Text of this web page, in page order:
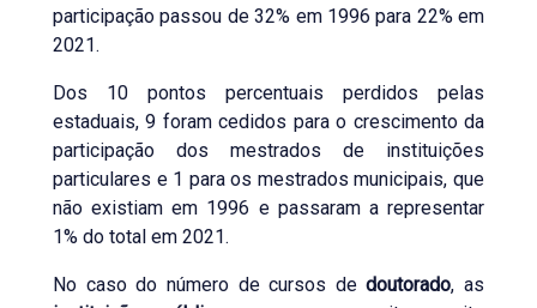
participação passou de 32% em 1996 para 22% em
2021.
Dos 10 pontos percentuais perdidos pelas
estaduais, 9 foram cedidos para o crescimento da
participação dos mestrados de instituições
particulares e 1 para os mestrados municipais, que
não existiam em 1996 e passaram a representar
1% do total em 2021.
No caso do número de cursos dedoutorado, as